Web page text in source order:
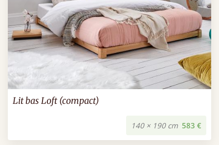
Lit bas Loft (compact)
140 × 190 cm 583 €